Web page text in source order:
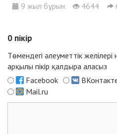
9 жыл бұрын
4644
0 пікір
Төмендегі әлеуметтік
арқылы пікір қалдыра аласыз
Facebook
Mail.ru